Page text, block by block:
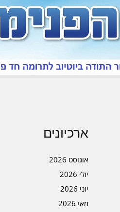
ארכיונים
אוגוסט 2026
יולי 2026
יוני 2026
מאי 2026